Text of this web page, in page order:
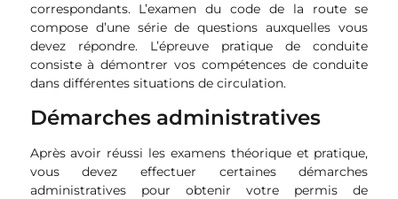
correspondants. L’examen du code de la route se
compose d’une série de questions auxquelles vous
devez répondre. L’épreuve pratique de conduite
consiste à démontrer vos compétences de conduite
dans différentes situations de circulation.
Démarches administratives
Après avoir réussi les examens théorique et pratique,
vous devez effectuer certaines démarches
administratives pour obtenir votre permis de